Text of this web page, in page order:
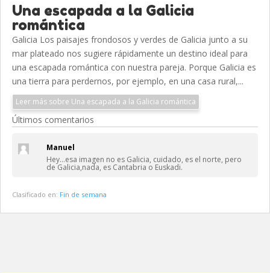
Una escapada a la Galicia
romántica
Galicia Los paisajes frondosos y verdes de Galicia junto a su
mar plateado nos sugiere rápidamente un destino ideal para
una escapada romántica con nuestra pareja. Porque Galicia es
una tierra para perdernos, por ejemplo, en una casa rural,...
Leer más sobre Una escapada a la Galicia romántica
Últimos comentarios
Manuel
Hey…esa imagen no es Galicia, cuidado, es el norte, pero
de Galicia,nada, es Cantabria o Euskadi.
Clasificado en: Fin de semana